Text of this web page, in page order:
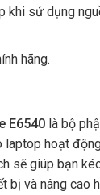
khi sử dụng
hãng.
E6540 là bộ
hoạt
sẽ giúp bạn
bị và nâng cao